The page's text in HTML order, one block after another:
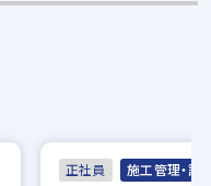
正社員 施工管理・設